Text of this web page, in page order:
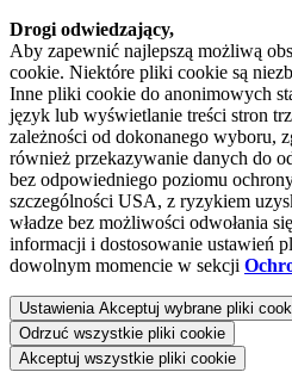
Drogi odwiedzający,
Aby zapewnić najlepszą możliwą
cookie. Niektóre pliki cookie są
Inne pliki cookie do anonimowych
język lub wyświetlanie treści stron
zależności od dokonanego wyboru,
również przekazywanie danych do
bez odpowiedniego poziomu
szczególności USA, z ryzykiem
władze bez możliwości odwołania
informacji i dostosowanie ustawień
dowolnym momencie w sekcji
Ustawienia Akceptuj wybrane pliki
Odrzuć wszystkie pliki cookie
Akceptuj wszystkie pliki cookie